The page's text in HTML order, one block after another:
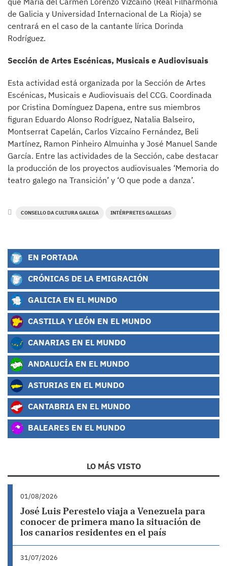
de Galicia y Universidad Internacional de La Rioja) se
centrará en el caso de la cantante lírica Dorinda
Rodríguez.
Sección de Artes Escénicas, Musicais e Audiovisuais
Esta actividad está organizada por la Sección de Artes
Escénicas, Musicais e Audiovisuais del CCG. Coordinada
por Cristina Domínguez Dapena, entre sus miembros
figuran Eduardo Alonso Rodríguez, Natalia Balseiro,
Montserrat Capelán, Carlos Vizcaíno Fernández, Beli
Martínez, Ramon Pinheiro Almuinha y José Manuel Sande
García. Entre las actividades de la Sección, cabe destacar
la producción de los proyectos audiovisuales ‘Memoria do
teatro galego na Transición’ y ‘O que pode a danza’.
CONSELLO DA CULTURA GALEGA INTÉRPRETES GALLEGAS
EN PORTADA
CRÓNICAS DE LA EMIGRACIÓN
GALICIA EN EL MUNDO
CASTILLA Y LEÓN EN EL MUNDO
CANARIAS EN EL MUNDO
ANDALUCÍA EN EL MUNDO
ASTURIAS EN EL MUNDO
CANTABRIA EN EL MUNDO
BALEARES EN EL MUNDO
LO MÁS VISTO
01/08/2026
José Luis Perestelo viaja a Venezuela para
conocer de primera mano la situación de
los canarios residentes en el país
31/07/2026